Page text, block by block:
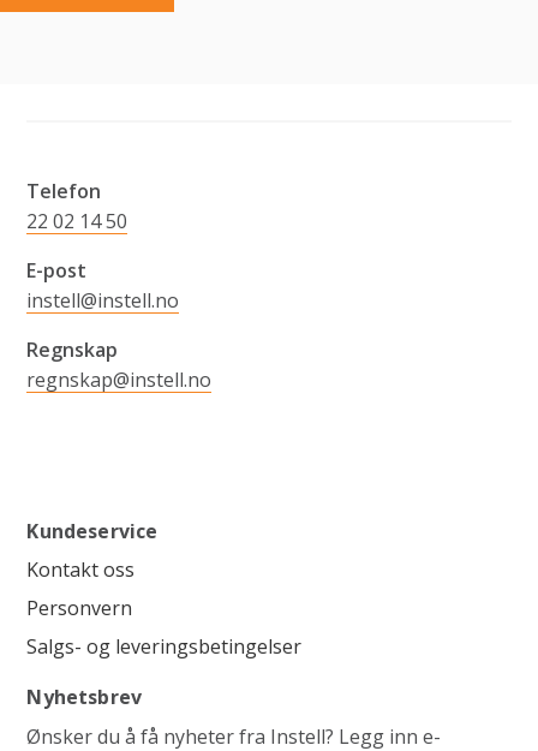
Telefon
22 02 14 50
E-post
instell@instell.no
Regnskap
regnskap@instell.no
Kundeservice
Kontakt oss
Personvern
Salgs- og leveringsbetingelser
Nyhetsbrev
Ønsker du å få nyheter fra Instell? Legg inn e-